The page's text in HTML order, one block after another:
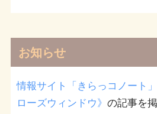
お知らせ
情報サイト「きらっコノート」
ローズウィンドウ》 の記事を